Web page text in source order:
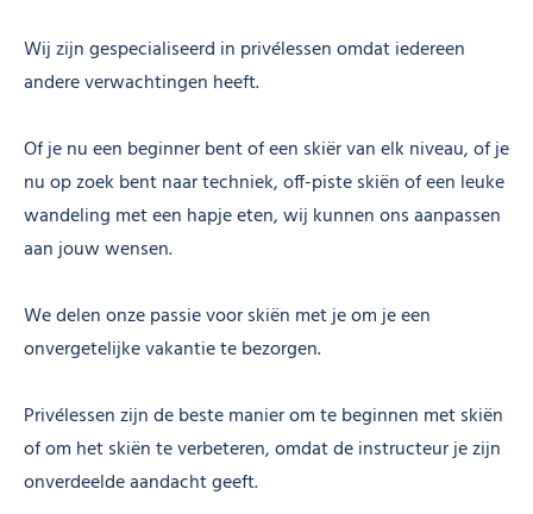
Wij zijn gespecialiseerd in privélessen omdat iedereen
andere verwachtingen heeft.
Of je nu een beginner bent of een skiër van elk niveau, of je
nu op zoek bent naar techniek, off-piste skiën of een leuke
wandeling met een hapje eten, wij kunnen ons aanpassen
aan jouw wensen.
We delen onze passie voor skiën met je om je een
onvergetelijke vakantie te bezorgen.
Privélessen zijn de beste manier om te beginnen met skiën
of om het skiën te verbeteren, omdat de instructeur je zijn
onverdeelde aandacht geeft.